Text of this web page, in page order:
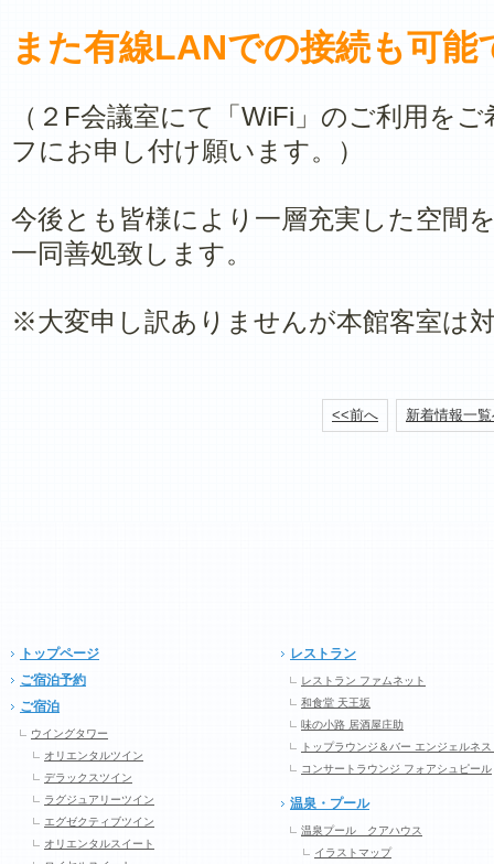
また有線LANでの接続も可能
（２F会議室にて「WiFi」のご利用を
フにお申し付け願います。）
今後とも皆様により一層充実した空間
一同善処致します。
※大変申し訳ありませんが本館客室は
<<前へ 新着情報一
トップページ
ご宿泊予約
ご宿泊
ウイングタワー
オリエンタルツイン
デラックスツイン
ラグジュアリーツイン
エグゼクティブツイン
オリエンタルスイート
レストラン
レストラン ファムネット
和食堂 天王坂
味の小路 居酒屋庄助
トップラウンジ＆バー エンジェルネス
コンサートラウンジ フォアシュピール
温泉・プール
温泉プール クアハウス
イラストマップ